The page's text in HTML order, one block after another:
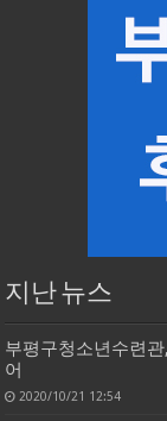
지난 뉴스
부평구청소년수련
어
2020/10/21 12:54